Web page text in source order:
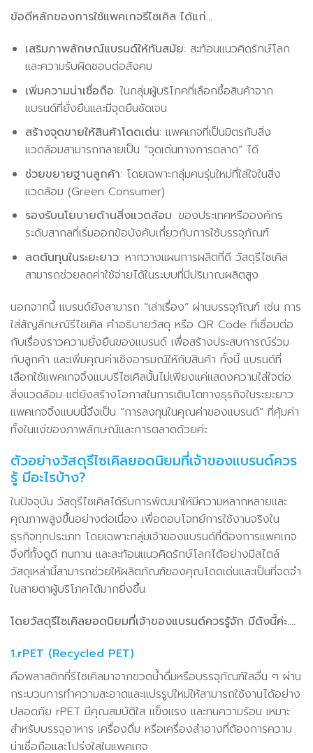
ข้อดีหลักของการใช้แพคเกจรีไซเคิล ได้แก่…
เสริมภาพลักษณ์แบรนด์ให้ทันสมัย: สะท้อนแนวคิดรักษ์โลก
และความรับผิดชอบต่อสังคม
เพิ่มความน่าเชื่อถือ: ในกลุ่มผู้บริโภคที่เลือกซื้อสินค้าจาก
แบรนด์ที่ยั่งยืนและมีจุดยืนชัดเจน
สร้างจุดขายให้สินค้าโดดเด่น: แพคเกจที่เป็นมิตรกับสิ่ง
แวดล้อมสามารถกลายเป็น “จุดเด่นทางการตลาด” ได้
ช่วยขยายฐานลูกค้า: โดยเฉพาะกลุ่มคนรุ่นใหม่ที่ใส่ใจในสิ่ง
แวดล้อม (Green Consumer)
รองรับนโยบายด้านสิ่งแวดล้อม: ของประเทศหรือองค์กร
ระดับสากลที่เริ่มออกข้อบังคับเกี่ยวกับการใช้บรรจุภัณฑ์
ลดต้นทุนในระยะยาว: หากวางแผนการผลิตที่ดี วัสดุรีไซเคิล
สามารถช่วยลดค่าใช้จ่ายได้ในระบบที่มีปริมาณผลิตสูง
นอกจากนี้ แบรนด์ยังสามารถ “เล่าเรื่อง” ผ่านบรรจุภัณฑ์ เช่น การ
ใส่สัญลักษณ์รีไซเคิล คำอธิบายวัสดุ หรือ QR Code ที่เชื่อมต่อ
กับเรื่องราวความยั่งยืนของแบรนด์ เพื่อสร้างประสบการณ์ร่วม
กับลูกค้า และเพิ่มคุณค่าเชิงอารมณ์ให้กับสินค้า ทั้งนี้ แบรนด์ที่
เลือกใช้แพคเกจจิ้งแบบรีไซเคิลนั้นไม่เพียงแค่แสดงความใส่ใจต่อ
สิ่งแวดล้อม แต่ยังสร้างโอกาสในการเติบโตทางธุรกิจในระยะยาว
แพคเกจจิ้งแบบนี้จึงเป็น “การลงทุนในคุณค่าของแบรนด์” ที่คุ้มค่า
ทั้งในแง่ของภาพลักษณ์และการตลาดด้วยค่ะ
ตัวอย่างวัสดุรีไซเคิลยอดนิยมที่เจ้าของแบรนด์ควร
รู้ มีอะไรบ้าง?
ในปัจจุบัน วัสดุรีไซเคิลได้รับการพัฒนาให้มีความหลากหลายและ
คุณภาพสูงขึ้นอย่างต่อเนื่อง เพื่อตอบโจทย์การใช้งานจริงใน
ธุรกิจทุกประเภท โดยเฉพาะกลุ่มเจ้าของแบรนด์ที่ต้องการแพคเกจ
จิ้งที่ทั้งดูดี ทนทาน และสะท้อนแนวคิดรักษ์โลกได้อย่างมีสไตล์
วัสดุเหล่านี้สามารถช่วยให้ผลิตภัณฑ์ของคุณโดดเด่นและเป็นที่จดจำ
ในสายตาผู้บริโภคได้มากยิ่งขึ้น
โดยวัสดุรีไซเคิลยอดนิยมที่เจ้าของแบรนด์ควรรู้จัก มีดังนี้ค่ะ….
1.rPET (Recycled PET)
คือพลาสติกที่รีไซเคิลมาจากขวดน้ำดื่มหรือบรรจุภัณฑ์ใสอื่น ๆ ผ่าน
กระบวนการทำความสะอาดและแปรรูปใหม่ให้สามารถใช้งานได้อย่าง
ปลอดภัย rPET มีคุณสมบัติใส แข็งแรง และทนความร้อน เหมาะ
สำหรับบรรจุอาหาร เครื่องดื่ม หรือเครื่องสำอางที่ต้องการความ
น่าเชื่อถือและโปร่งใสในแพคเกจ